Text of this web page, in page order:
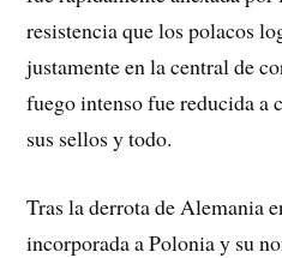
resistencia que los polacos
justamente en la central de
fuego intenso fue reducida a
sus sellos y todo.
Tras la derrota de Alemania
incorporada a Polonia y su